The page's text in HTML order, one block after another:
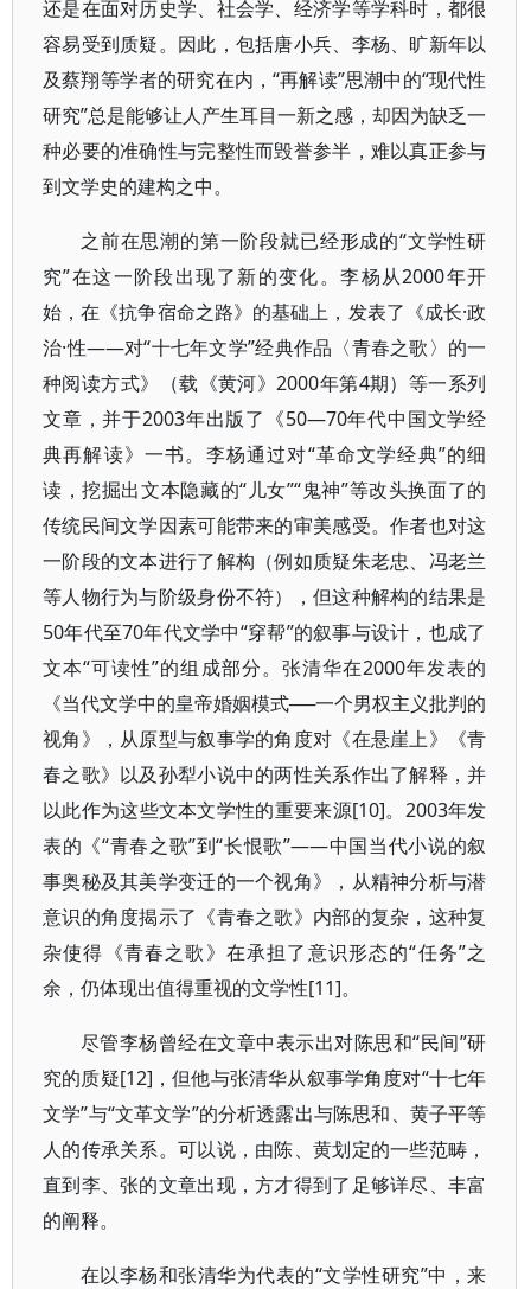
还是在面对历史学、社会学、经济学等学科时，都很
容易受到质疑。因此，包括唐小兵、李杨、旷新年以
及蔡翔等学者的研究在内，“再解读”思潮中的“现代性
研究”总是能够让人产生耳目一新之感，却因为缺乏一
种必要的准确性与完整性而毁誉参半，难以真正参与
到文学史的建构之中。
之前在思潮的第一阶段就已经形成的“文学性研
究”在这一阶段出现了新的变化。李杨从2000年开
始，在《抗争宿命之路》的基础上，发表了《成长·政
治·性——对“十七年文学”经典作品〈青春之歌〉的一
种阅读方式》（载《黄河》2000年第4期）等一系列
文章，并于2003年出版了《50—70年代中国文学经
典再解读》一书。李杨通过对“革命文学经典”的细
读，挖掘出文本隐藏的“儿女”“鬼神”等改头换面了的
传统民间文学因素可能带来的审美感受。作者也对这
一阶段的文本进行了解构（例如质疑朱老忠、冯老兰
等人物行为与阶级身份不符），但这种解构的结果是
50年代至70年代文学中“穿帮”的叙事与设计，也成了
文本“可读性”的组成部分。张清华在2000年发表的
《当代文学中的皇帝婚姻模式──一个男权主义批判的
视角》，从原型与叙事学的角度对《在悬崖上》《青
春之歌》以及孙犁小说中的两性关系作出了解释，并
以此作为这些文本文学性的重要来源[10]。2003年发
表的《“青春之歌”到“长恨歌”——中国当代小说的叙
事奥秘及其美学变迁的一个视角》，从精神分析与潜
意识的角度揭示了《青春之歌》内部的复杂，这种复
杂使得《青春之歌》在承担了意识形态的“任务”之
余，仍体现出值得重视的文学性[11]。
尽管李杨曾经在文章中表示出对陈思和“民间”研
究的质疑[12]，但他与张清华从叙事学角度对“十七年
文学”与“文革文学”的分析透露出与陈思和、黄子平等
人的传承关系。可以说，由陈、黄划定的一些范畴，
直到李、张的文章出现，方才得到了足够详尽、丰富
的阐释。
在以李杨和张清华为代表的“文学性研究”中，来